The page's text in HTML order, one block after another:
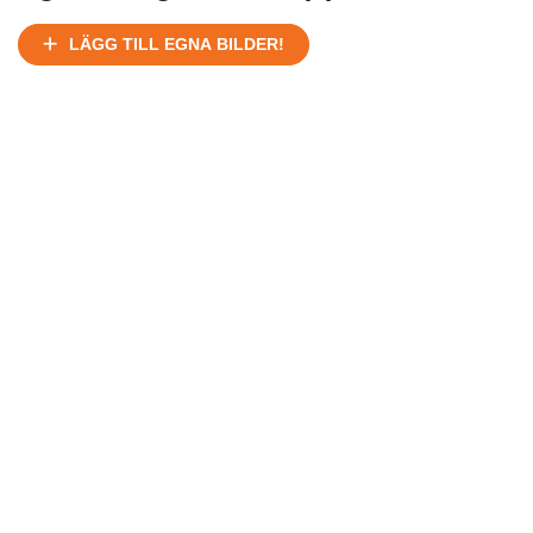
Under normalt skick, kan kräva reparation
LÄGG TILL EGNA BILDER!